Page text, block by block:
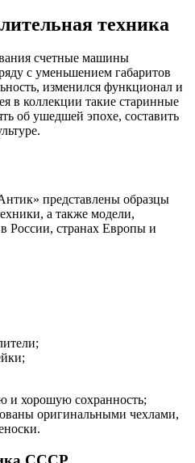
техника
счетные машины
с уменьшением габаритов
изменился функционал и
в коллекции такие старинные
об ушедшей эпохе, составить
представлены образцы
а также модели,
России, странах Европы и
и хорошую сохранность;
оригинальными чехлами,